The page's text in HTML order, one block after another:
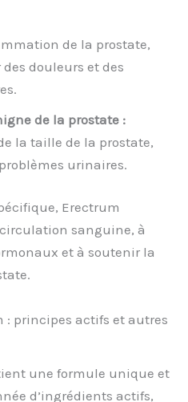
de la prostate,
douleurs et des
de la prostate :
la taille de la prostate,
urinaires.
Erectrum
sanguine, à
et à soutenir la
: principes actifs et autres
une formule unique et
d’ingrédients actifs,